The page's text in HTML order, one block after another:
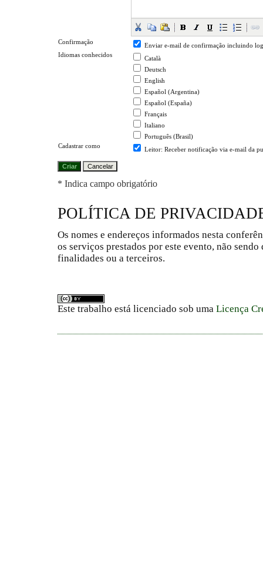
Confirmação
Enviar e-mail de confirmação incluindo
Idiomas conhecidos
Català
Deutsch
English
Español (Argentina)
Español (España)
Français
Italiano
Português (Brasil)
Cadastrar como
Leitor: Receber notificação via e-mail da
* Indica campo obrigatório
POLÍTICA DE
Os nomes e endereços informados nesta
os serviços prestados por este evento, não
finalidades ou a terceiros.
Este trabalho está licenciado sob uma Licença